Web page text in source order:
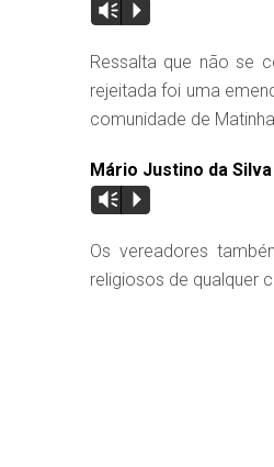
Vm P
Ressalta que não se
rejeitada foi uma
comunidade de
Mário Justino da Silva
Vm P
Os vereadores
religiosos de qualquer